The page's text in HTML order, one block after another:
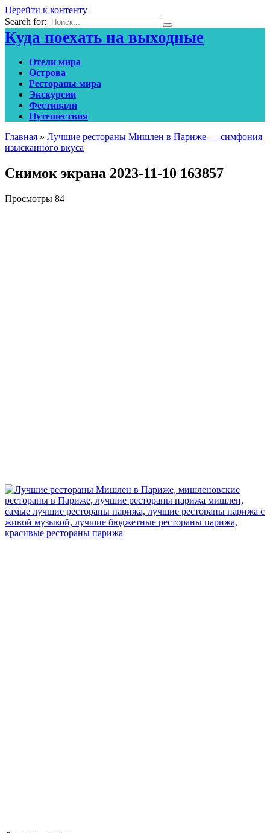
Перейти к контенту
Search for:
Куда поехать на выходные
Отели мира
Острова
Рестораны мира
Экскурсии
Фестивали
Путешествия
Главная » Лучшие рестораны Мишлен в Париже — симфония
изысканного вкуса
Снимок экрана 2023-11-10 163857
Просмотры 84